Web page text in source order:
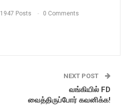
1947 Posts 0 Comments
NEXT POST
வங்கியில் FD
வைத்திருப்போர் கவனிக்க!